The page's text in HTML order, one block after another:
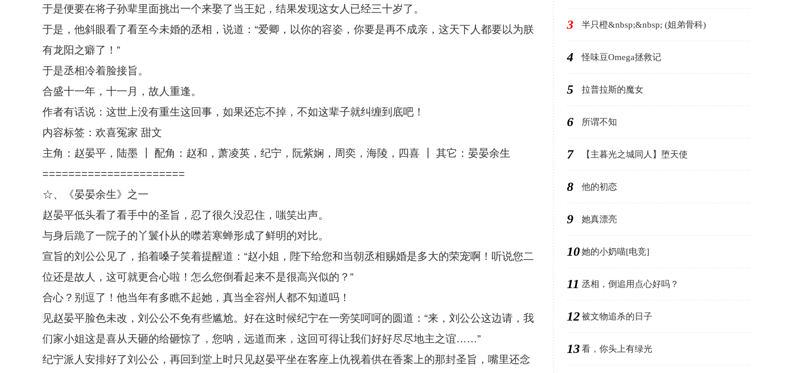
于是便要在将子孙辈里面挑出一个来娶了当王妃，结果发现这女人已经三十岁了。
于是，他斜眼看了看至今未婚的丞相，说道：“爱卿，以你的容姿，你要是再不成亲，这天下人都要以为朕
有龙阳之癖了！”
于是丞相冷着脸接旨。
合盛十一年，十一月，故人重逢。
作者有话说：这世上没有重生这回事，如果还忘不掉，不如这辈子就纠缠到底吧！
内容标签：欢喜冤家 甜文
主角：赵晏平，陆墨 ┃ 配角：赵和，萧凌英，纪宁，阮紫娴，周奕，海陵，四喜 ┃ 其它：晏晏余生
======================
☆、《晏晏余生》之一
赵晏平低头看了看手中的圣旨，忍了很久没忍住，嗤笑出声。
与身后跪了一院子的丫鬟仆从的噤若寒蝉形成了鲜明的对比。
宣旨的刘公公见了，掐着嗓子笑着提醒道：“赵小姐，陛下给您和当朝丞相赐婚是多大的荣宠啊！听说您二
位还是故人，这可就更合心啦！怎么您倒看起来不是很高兴似的？”
合心？别逗了！他当年有多瞧不起她，真当全容州人都不知道吗！
见赵晏平脸色未改，刘公公不免有些尴尬。好在这时候纪宁在一旁笑呵呵的圆道：“来，刘公公这边请，我
们家小姐这是喜从天砸的给砸惊了，您呐，远道而来，这回可得让我们好好尽尽地主之谊……”
纪宁派人安排好了刘公公，再回到堂上时只见赵晏平坐在客座上仇视着供在香案上的那封圣旨，嘴里还念
3 半只橙&nbsp;&nbsp; (姐弟骨科)
4 怪味豆Omega拯救记
5 拉普拉斯的魔女
6 所谓不知
7 【主暮光之城同人】堕天使
8 他的初恋
9 她真漂亮
10她的小奶喵[电竞]
11 丞相，倒追用点心好吗？
12被文物追杀的日子
13看，你头上有绿光